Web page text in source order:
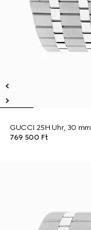
GUCCI 25H Uhr, 30 mm
769 500 Ft